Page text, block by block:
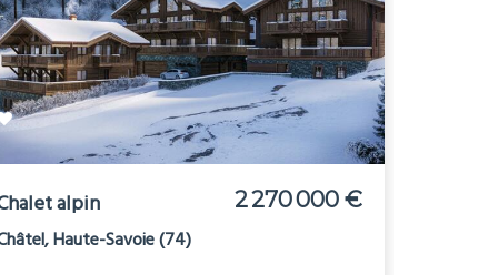
alpin 2 270 000 €
Haute-Savoie (74)